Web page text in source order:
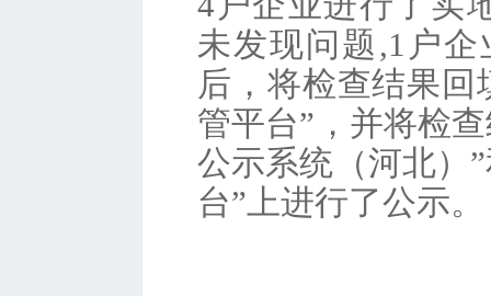
未发现问题,1户
后，将检查结果回
管平台”，并将检
公示系统（河北）
台”上进行了公示。